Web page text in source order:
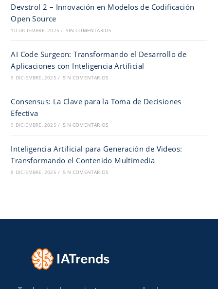
Devstrol 2 – Innovación en Modelos de Codificación
Open Source
10 DICIEMBRE, 2025 / SIN COMENTARIOS
AI Code Surgeon: Transformando el Desarrollo de
Aplicaciones con Inteligencia Artificial
9 DICIEMBRE, 2025 / SIN COMENTARIOS
Consensus: La Clave para la Toma de Decisiones
Efectiva
9 DICIEMBRE, 2025 / SIN COMENTARIOS
Inteligencia Artificial para Generación de Videos:
Transformando el Contenido Multimedia
8 DICIEMBRE, 2025 / SIN COMENTARIOS